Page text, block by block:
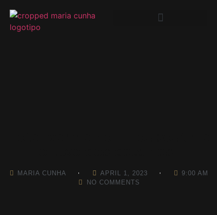
MARIA CUNHA APRIL 1, 2023
9:00 AM
NO COMMENTS